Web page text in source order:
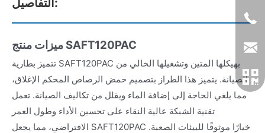
ميزات منتج SAFT120PAC
تتميز بطارية SAFT120PAC بهيكلها المتين وتشغيلها الخالي من
الصيانة. يتميز هذا الطراز بتصميم حمض الرصاص المحكم الإغلاق،
مما يلغي الحاجة إلى إضافة الماء ويقلل من تكاليف الصيانة. تعمل
تقنية الشبكة عالية النقاء على تحسين الأداء وطول العمر
الافتراضي، مما يجعل SAFT120PAC خيارًا موثوقًا للبيئات الصعبة.